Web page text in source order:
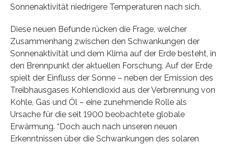
Sonnenaktivität niedrigere Temperaturen nach sich.
Diese neuen Befunde rücken die Frage, welcher
Zusammenhang zwischen den Schwankungen der
Sonnenaktivität und dem Klima auf der Erde besteht, in
den Brennpunkt der aktuellen Forschung. Auf der Erde
spielt der Einfluss der Sonne – neben der Emission des
Treibhausgases Kohlendioxid aus der Verbrennung von
Kohle, Gas und Öl – eine zunehmende Rolle als
Ursache für die seit 1900 beobachtete globale
Erwärmung. “Doch auch nach unseren neuen
Erkenntnissen über die Schwankungen des solaren